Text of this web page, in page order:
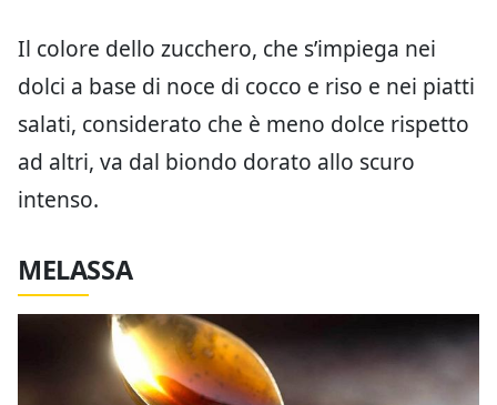
Il colore dello zucchero, che s’impiega nei
dolci a base di noce di cocco e riso e nei piatti
salati, considerato che è meno dolce rispetto
ad altri, va dal biondo dorato allo scuro
intenso.
MELASSA